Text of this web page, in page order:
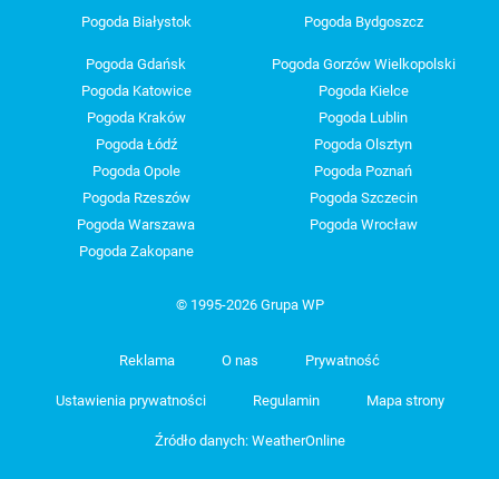
Pogoda Białystok Pogoda Bydgoszcz
Pogoda Gdańsk
Pogoda Gorzów Wielkopolski
Pogoda Katowice
Pogoda Kielce
Pogoda Kraków
Pogoda Lublin
Pogoda Łódź
Pogoda Olsztyn
Pogoda Opole
Pogoda Poznań
Pogoda Rzeszów
Pogoda Szczecin
Pogoda Warszawa
Pogoda Wrocław
Pogoda Zakopane
© 1995-2026 Grupa WP
Reklama O nas Prywatność
Ustawienia prywatności Regulamin Mapa strony
Źródło danych: WeatherOnline